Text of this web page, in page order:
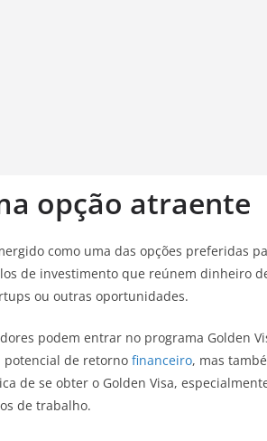
opção atraente
como uma das opções preferidas
de investimento que reúnem dinheiro
ou outras oportunidades.
podem entrar no programa Golden
potencial de retorno financeiro, mas
de se obter o Golden Visa,
de trabalho.